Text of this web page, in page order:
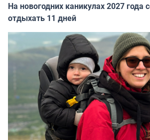
На новогодних каникулах 2027 года
отдыхать 11 дней